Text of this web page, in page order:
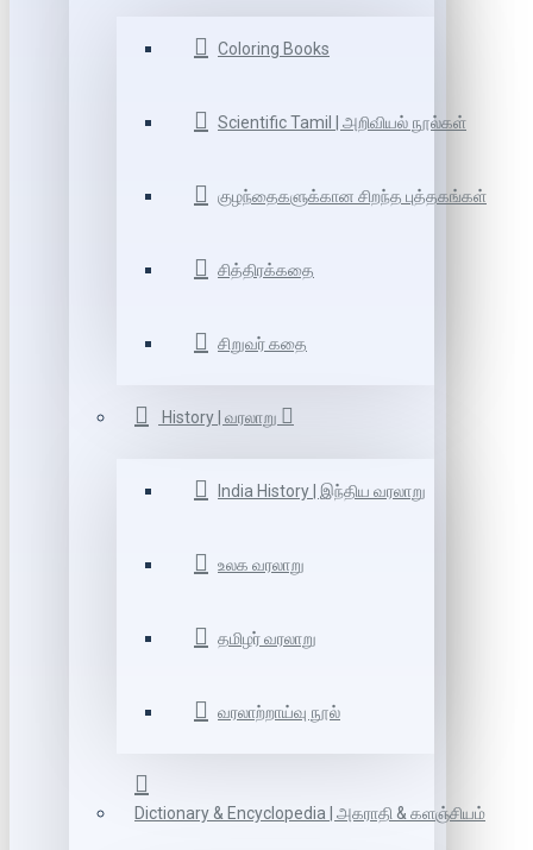
Coloring Books
Scientific Tamil | அறிவியல் நூல்கள்
குழந்தைகளுக்கான சிறந்த புத்தகங்கள்
சித்திரக்கதை
சிறுவர் கதை
History | வரலாறு
India History | இந்திய வரலாறு
உலக வரலாறு
தமிழர் வரலாறு
வரலாற்றாய்வு நூல்
Dictionary & Encyclopedia | அகராதி & களஞ்சியம்